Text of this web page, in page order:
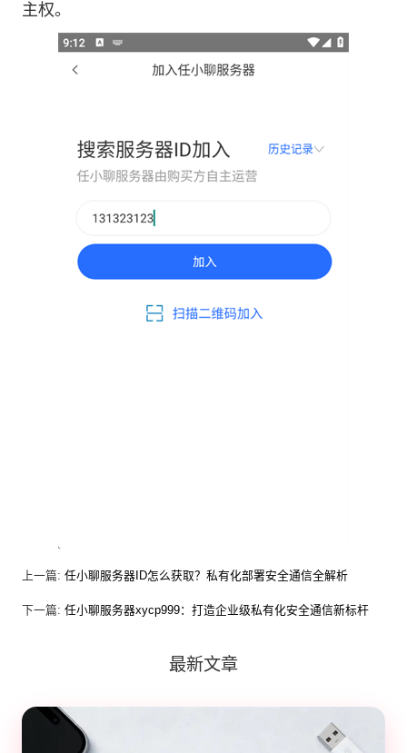
主权。
上一篇: 任小聊服务器ID怎么获取？私有化部署安全通信全解析
下一篇: 任小聊服务器xycp999：打造企业级私有化安全通信新标杆
最新文章